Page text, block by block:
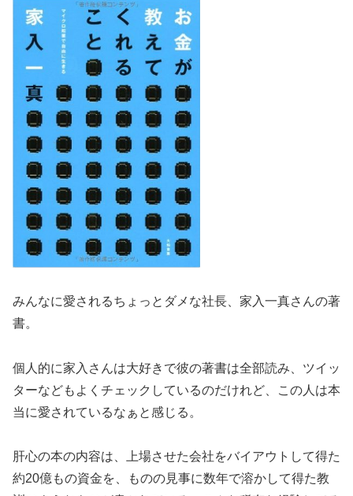
みんなに愛されるちょっとダメな社長、家入一真さんの著
書。
個人的に家入さんは大好きで彼の著書は全部読み、ツイッ
ターなどもよくチェックしているのだけれど、この人は本
当に愛されているなぁと感じる。
肝心の本の内容は、上場させた会社をバイアウトして得た
約20億もの資金を、ものの見事に数年で溶かして得た教